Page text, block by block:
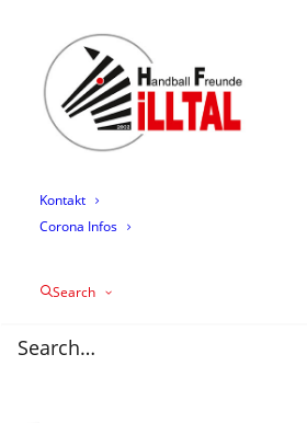
Termine
Mannschaften
Trainingszeiten
Mediathek
Über uns
Kontakt
Corona Infos
Search